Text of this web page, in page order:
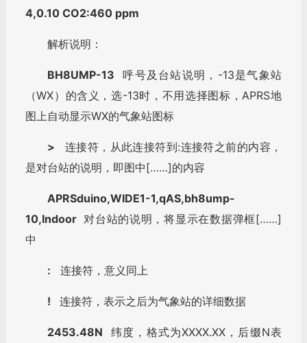
4,0.10 CO2:460 ppm
解析说明：
BH8UMP-13 呼号及台站说明，-13是气象站
（WX）的含义，选-13时，不用选择图标，APRS地
图上自动显示WX的气象站图标
>
连接符，从此连接符到:连接符之前的内容，
是对台站的说明，即图中[……]的内容
APRSduino,WIDE1-1,qAS,bh8ump-
10,Indoor 对台站的说明，将显示在数据弹框[……]
中
: 连接符，意义同上
! 连接符，表示之后为气象站的详细数据
2453.48N 纬度，格式为XXXX.XX，后缀N表